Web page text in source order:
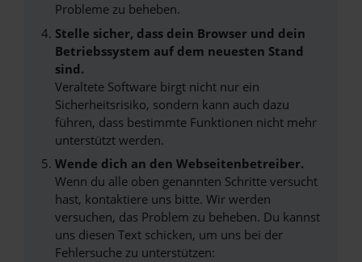
Probleme zu beheben.
Stelle sicher, dass dein Browser und dein
Betriebssystem auf dem neuesten Stand
sind.
Veraltete Software birgt nicht nur ein
Sicherheitsrisiko, sondern kann auch dazu
führen, dass bestimmte Funktionen nicht mehr
unterstützt werden.
Wende dich an den Webseitenbetreiber.
Wenn du alle oben genannten Schritte versucht
hast, kontaktiere uns bitte. Wir werden
versuchen, das Problem zu beheben. Du kannst
uns diesen Text schicken, um uns bei der
Fehlersuche zu unterstützen: